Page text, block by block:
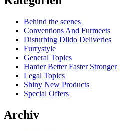
Behind the scenes
Conventions And Furmeets
Disturbing Dildo Deliveries
Furrystyle
General Topics
Harder Better Faster Stronger
Legal Topics
Shiny New Products
Special Offers
Archiv